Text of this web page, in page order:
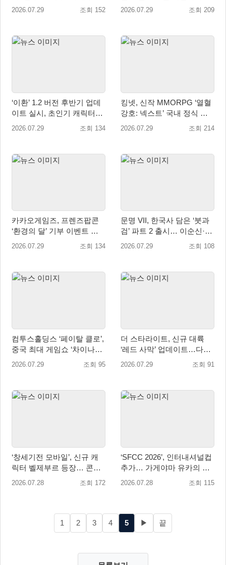
지현의 ‘판도라’ 제작기 공개
2026.07.29 조회 152
작… 8월 말 오픈 예정
2026.07.29 조회 209
‘이환’ 1.2 버전 후반기 업데
이트 실시, 초인기 캐릭터
‘일로이’ 등장
2026.07.29 조회 134
킹넷, 신작 MMORPG ‘열혈
강호: 넥스트’ 국내 정식 출
시
2026.07.29 조회 214
카카오게임즈, 프렌즈팝콘
‘환경의 달’ 기부 이벤트 성
료…수달 서식지 보전 위해
2026.07.29 조회 134
문명 VII, 한국사 담은 ‘붓과
검’ 파트 2 출시… 이순신·고
려·조선 추가
2026.07.29 조회 108
컴투스홀딩스 ‘페이탈 클로’,
중국 최대 게임쇼 ‘차이나조
이 2026’ 참가
2026.07.29 조회 95
더 스타라이트, 신규 대륙
‘레드 사막’ 업데이트…다섯
번째 대륙 개방
2026.07.29 조회 91
‘창세기전 모바일’, 신규 캐
릭터 벨제부르 등장… 콘텐
츠 업데이트 실시
2026.07.28 조회 172
‘SFCC 2026’, 인터내셔널컵
추가… 가게야마 유카의 특
별 훈련 카드 등장!
2026.07.28 조회 115
1 2 3 4 5 ▶ 끝